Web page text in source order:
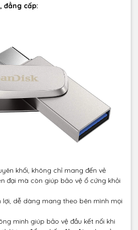
đẳng cấp:
khối, không chỉ mang đến vẻ
đại mà còn giúp bảo vệ ổ cứng khỏi
lợi, dễ dàng mang theo bên mình mọi
minh giúp bảo vệ đầu kết nối khi